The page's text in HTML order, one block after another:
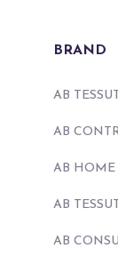
BRAND
AB
AB
AB HOME
AB
AB